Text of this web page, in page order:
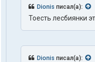
Dionis писал(а):
Тоесть лесбиянки
Dionis писал(а):